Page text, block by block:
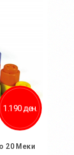
1.190 ден.
20 Меки